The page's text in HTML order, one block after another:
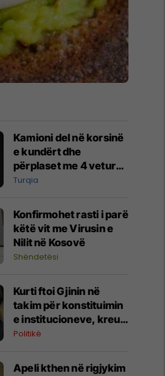
Kamioni del në korsinë
e kundërt dhe
përplaset me 4 vetura,
një i vdekur dhe 10 të
Turqia
Konfirmohet rasti i parë
këtë vit me Virusin e
Nilit në Kosovë
Shëndetësi
Kurti ftoi Gjinin në
takim për konstituimin
e institucioneve, kreu i
Aleancës e refuzon
Politikë
Apeli kthen në rigjykim